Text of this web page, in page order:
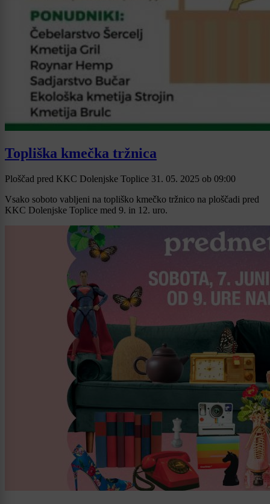
Topliška kmečka tržnica
Ploščad pred KKC Dolenjske Toplice 31. 05. 2025 ob 09:00
Vsako soboto vabljeni na topliško kmečko tržnico na ploščadi pred
KKC Dolenjske Toplice med 9. in 12. uro.